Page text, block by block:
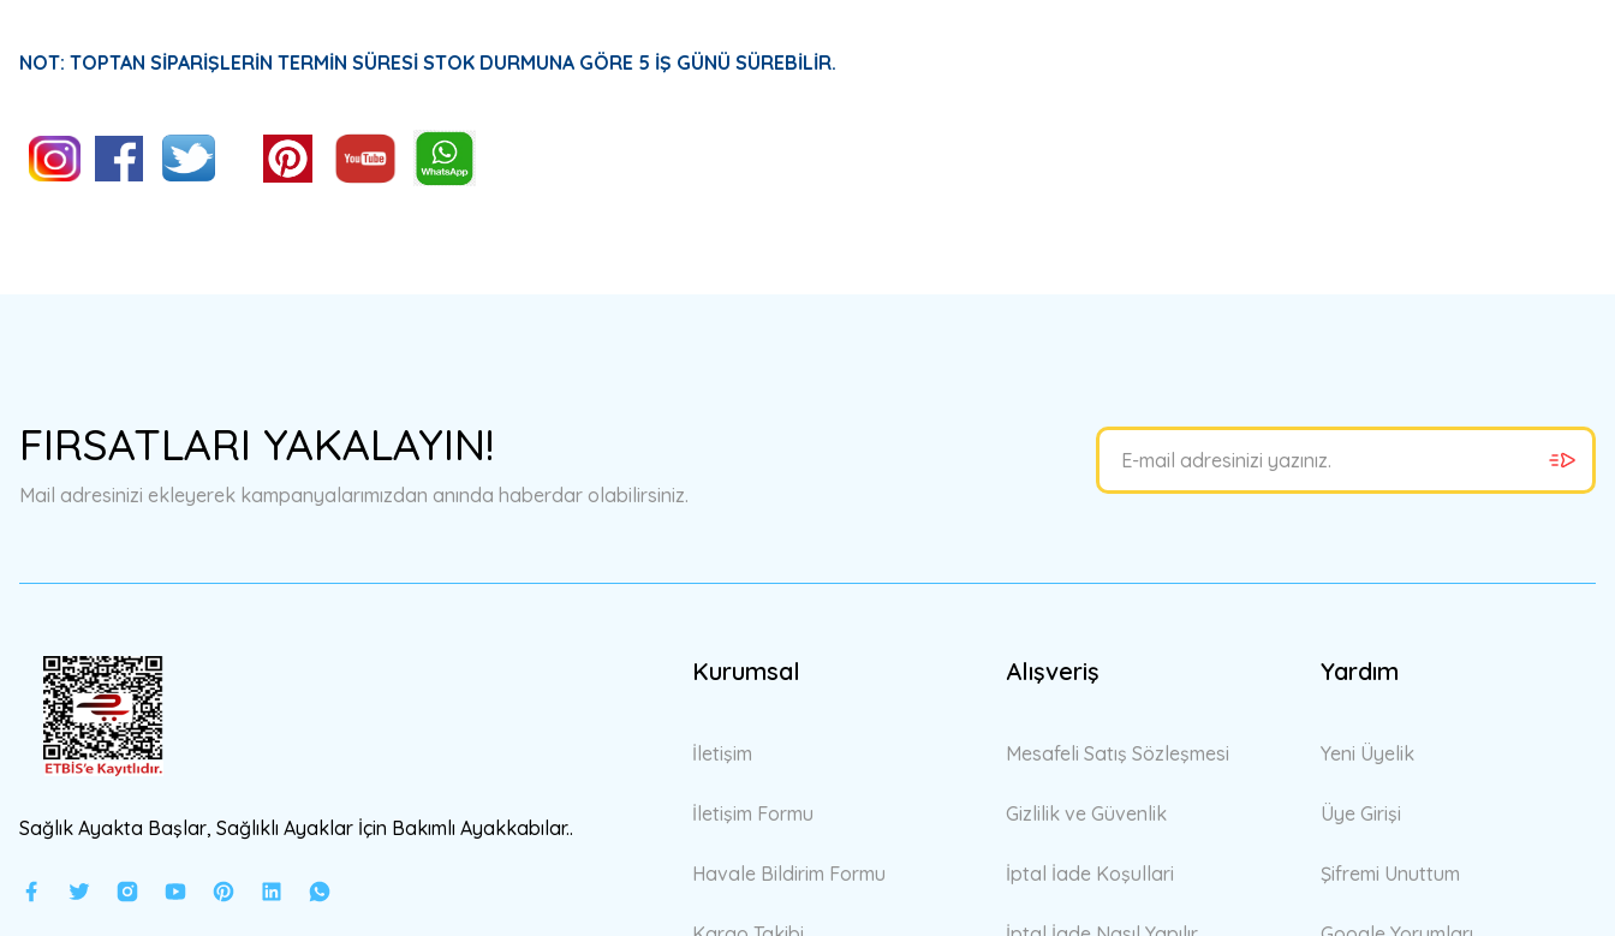
NOT: TOPTAN SİPARİŞLERİN TERMİN SÜRESİ STOK DURMUNA GÖRE 5 İŞ GÜNÜ SÜREBİLİR.
Ürün açıklamasında eksik bilgiler bulunuyor.
Ürün fiyatı diğer sitelerden daha pahalı.
FIRSATLARI YAKALAYIN!
Mail adresinizi ekleyerek kampanyalarımızdan anında haberdar olabilirsiniz.
Sağlık Ayakta Başlar, Sağlıklı Ayaklar İçin Bakımlı Ayakkabılar..
Kurumsal
İletişim
İletişim Formu
Havale Bildirim Formu
Alışveriş
Mesafeli Satış Sözleşmesi
Gizlilik ve Güvenlik
İptal İade Koşullari
Yardım
Yeni Üyelik
Üye Girişi
Şifremi Unuttum